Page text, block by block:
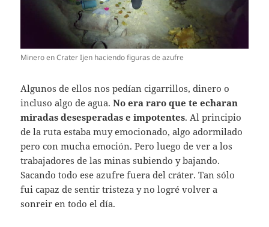
Minero en Crater Ijen haciendo figuras de azufre
Algunos de ellos nos pedían cigarrillos, dinero o
incluso algo de agua.No era raro que te echaran
miradas desesperadas e impotentes. Al principio
de la ruta estaba muy emocionado, algo adormilado
pero con mucha emoción. Pero luego de ver a los
trabajadores de las minas subiendo y bajando.
Sacando todo ese azufre fuera del cráter. Tan sólo
fui capaz de sentir tristeza y no logré volver a
sonreir en todo el día.